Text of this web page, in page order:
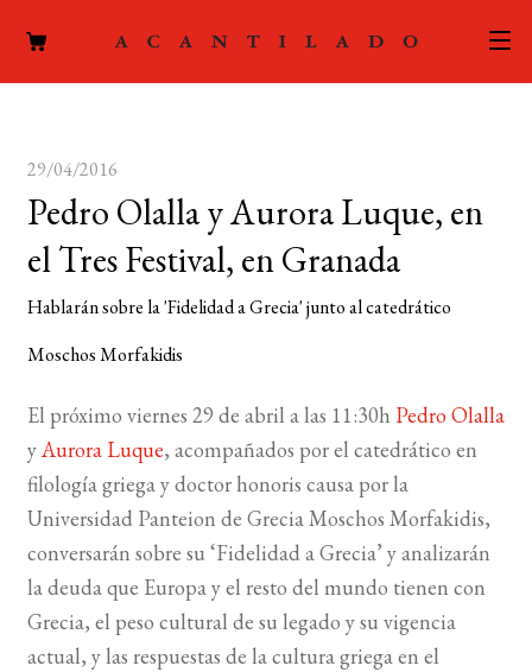
el
ACTUALIDAD
menú
FOREIGN RIGHTS
CONTACTO
MI CUENTA
BUSCAR
LISTA DE LIBROS
29/04/2016
Pedro Olalla y Aurora Luque, en
el Tres Festival, en Granada
Hablarán sobre la 'Fidelidad a Grecia' junto al catedrático
Moschos Morfakidis
El próximo viernes 29 de abril a las 11:30h Pedro Olalla
yAurora Luque, acompañados por el catedrático en
filología griega y doctor honoris causa por la
Universidad Panteion de Grecia Moschos Morfakidis,
conversarán sobre su ‘Fidelidad a Grecia’ y analizarán
la deuda que Europa y el resto del mundo tienen con
Grecia, el peso cultural de su legado y su vigencia
actual, y las respuestas de la cultura griega en el